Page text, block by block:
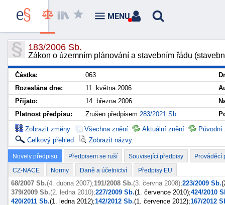
183/2006 Sb.
Zákon o územním plánování a stavebním řádu
Částka: 063
Rozeslána dne:
11. května 2006
Přijato:
14. března 2006
Platnost předpisu:
Zrušen předpisem 283/2021 Sb.
Zobrazit změny
Všechna znění Aktuální znění
Původní
Celkový přehled
Zobrazit názvy
Novely předpisu Předpisem se ruší Související předpisy Prováděcí
CZ-NACE Normy Daně a účetnictví Předpisy EU
68/2007 Sb.(4. dubna 2007);191/2008 Sb.(3. června 2008);223/2009 Sb.
379/2009 Sb.(2. ledna 2010);227/2009 Sb.(1. července 2010);424/2010
420/2011 Sb.(1. ledna 2012);142/2012 Sb.(1. července 2012);167/2012
MENU